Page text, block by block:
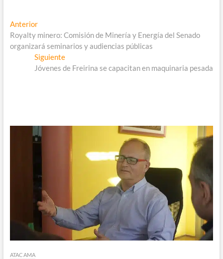
Navegación
de
entradas
AnteriorEntrada
anterior:
Royalty minero: Comisión de Minería y Energía del Senado
organizará seminarios y audiencias públicas
SiguienteEntrada
siguiente:
Jóvenes de Freirina se capacitan en maquinaria pesada
ATACAMA